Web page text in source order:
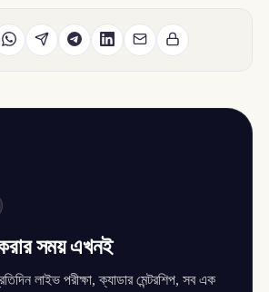
সময় এখনই
লাইভ পরীক্ষা, ক্যাডার মেন্টরশিপ, সব এক